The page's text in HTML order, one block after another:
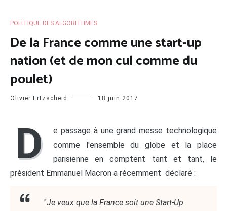
POLITIQUE DES ALGORITHMES
De la France comme une start-up
nation (et de mon cul comme du
poulet)
Olivier Ertzscheid 18 juin 2017
D
e passage à une grand messe technologique
comme l'ensemble du globe et la place
parisienne en comptent tant et tant, le
président Emmanuel Macron a récemment déclaré :
"Je veux que la France soit une Start-Up